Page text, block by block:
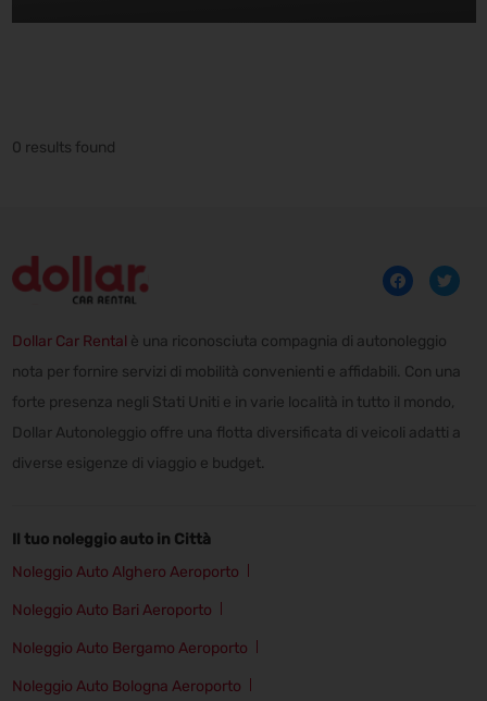
0 results found
Dollar Car Rental è una riconosciuta compagnia di autonoleggio
nota per fornire servizi di mobilità convenienti e affidabili. Con una
forte presenza negli Stati Uniti e in varie località in tutto il mondo,
Dollar Autonoleggio offre una flotta diversificata di veicoli adatti a
diverse esigenze di viaggio e budget.
Il tuo noleggio auto in Città
Noleggio Auto Alghero Aeroporto
Noleggio Auto Bari Aeroporto
Noleggio Auto Bergamo Aeroporto
Noleggio Auto Bologna Aeroporto